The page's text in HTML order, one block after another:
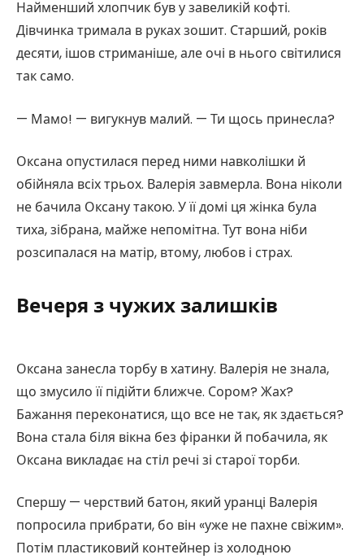
Найменший хлопчик був у завеликій кофті.
Дівчинка тримала в руках зошит. Старший, років
десяти, ішов стриманіше, але очі в нього світилися
так само.
— Мамо! — вигукнув малий. — Ти щось принесла?
Оксана опустилася перед ними навколішки й
обійняла всіх трьох. Валерія завмерла. Вона ніколи
не бачила Оксану такою. У її домі ця жінка була
тиха, зібрана, майже непомітна. Тут вона ніби
розсипалася на матір, втому, любов і страх.
Вечеря з чужих залишків
Оксана занесла торбу в хатину. Валерія не знала,
що змусило її підійти ближче. Сором? Жах?
Бажання переконатися, що все не так, як здається?
Вона стала біля вікна без фіранки й побачила, як
Оксана викладає на стіл речі зі старої торби.
Спершу — черствий батон, який уранці Валерія
попросила прибрати, бо він «уже не пахне свіжим».
Потім пластиковий контейнер із холодною